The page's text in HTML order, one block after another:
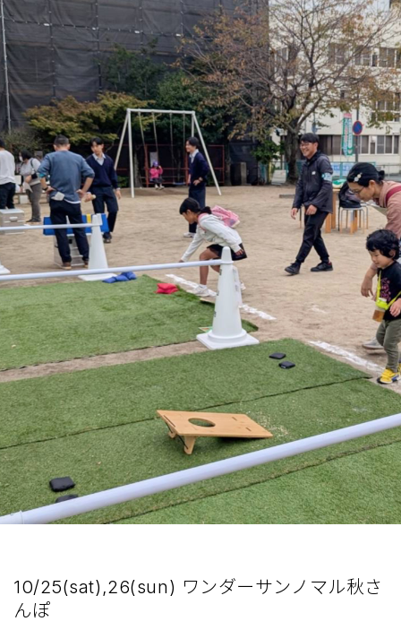
10/25(sat),26(sun) ワンダーサンノマル秋さ
んぽ